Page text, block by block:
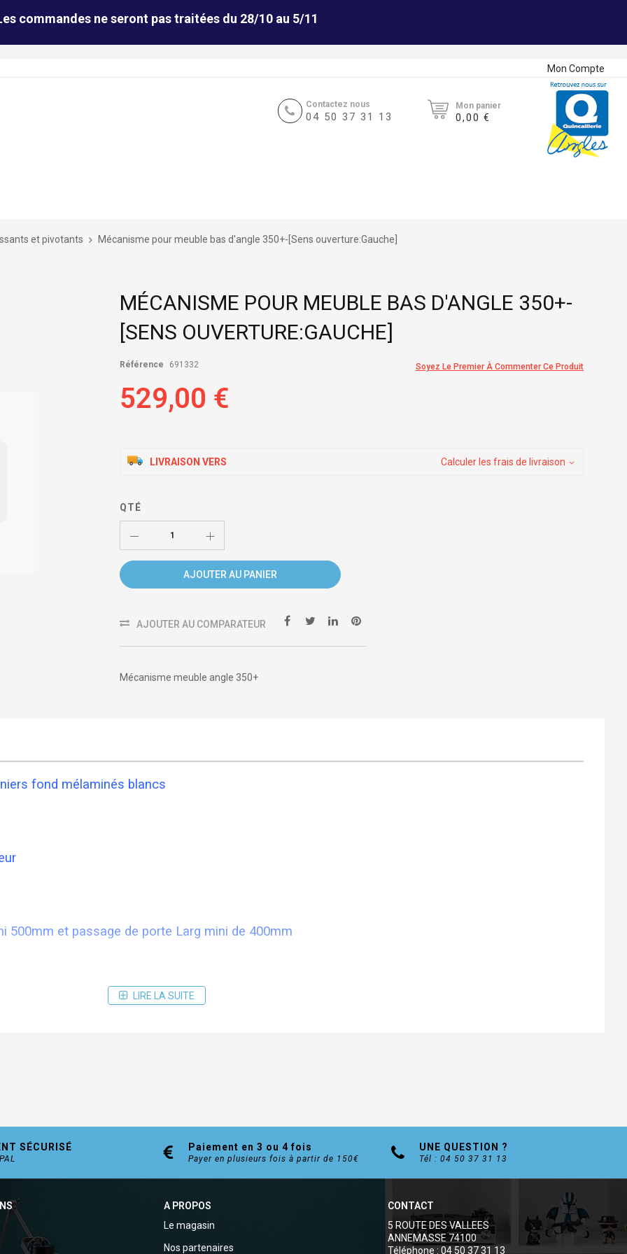
commandes ne seront pas traitées du 28/10 au 5/11
Mon Compte
Contactez nous
04 50 37 31 13
Mon panier
0,00 €
et pivotants Mécanisme pour meuble bas d'angle 350+-[Sens ouverture:Gauche]
MÉCANISME POUR MEUBLE BAS D'ANGLE 350+-
[SENS OUVERTURE:GAUCHE]
Soyez Le Premier À Commenter Ce Produit
Référence 691332
529,00 €
LIVRAISON VERS Calculer les frais de livraison
QTÉ
AJOUTER AU PANIER
AJOUTER AU COMPARATEUR
Mécanisme meuble angle 350+
fond mélaminés blancs
500mm et passage de porte Larg mini de 400mm
LIRE LA SUITE
SÉCURISÉ Paiement en 3 ou 4 fois
Payer en plusieurs fois à partir de 150€
UNE QUESTION ?
Tél : 04 50 37 31 13
A PROPOS
Le magasin
Nos partenaires
CONTACT
5 ROUTE DES VALLEES
ANNEMASSE 74100
Téléphone : 04 50 37 31 13